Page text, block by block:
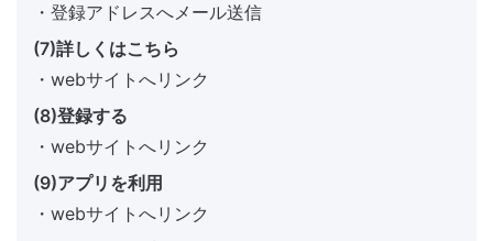
・登録アドレスへメール送信
(7)詳しくはこちら
・webサイトへリンク
(8)登録する
・webサイトへリンク
(9)アプリを利用
・webサイトへリンク